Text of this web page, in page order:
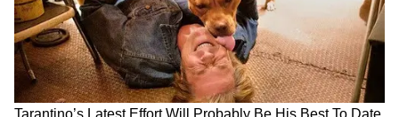
গিয়ে বড় কথা মুখ্যমন্ত্রী শুভেন্দুর, হৃদয়
ছুঁলেন শিখদের